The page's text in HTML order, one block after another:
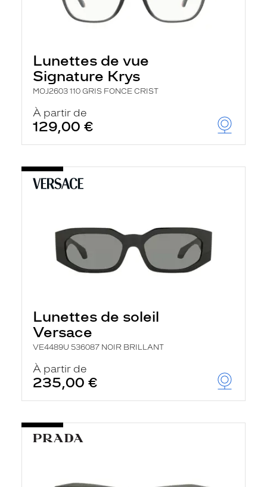
Lunettes de vue
Signature Krys
MOJ2603 110 GRIS FONCE CRIST
À partir de
129,00 €
Lunettes de soleil
Versace
VE4489U 536087 NOIR BRILLANT
À partir de
235,00 €